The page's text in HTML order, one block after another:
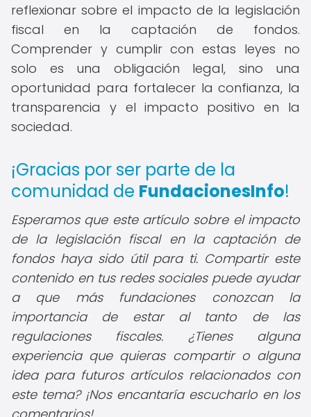
reflexionar sobre el impacto de la legislación
fiscal en la captación de fondos.
Comprender y cumplir con estas leyes no
solo es una obligación legal, sino una
oportunidad para fortalecer la confianza, la
transparencia y el impacto positivo en la
sociedad.
¡Gracias por ser parte de la
comunidad de FundacionesInfo!
Esperamos que este artículo sobre el impacto
de la legislación fiscal en la captación de
fondos haya sido útil para ti. Compartir este
contenido en tus redes sociales puede ayudar
a que más fundaciones conozcan la
importancia de estar al tanto de las
regulaciones fiscales. ¿Tienes alguna
experiencia que quieras compartir o alguna
idea para futuros artículos relacionados con
este tema? ¡Nos encantaría escucharlo en los